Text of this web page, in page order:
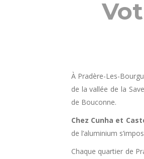
À Pradère-Les-
de la vallée de la
de Bouconne.
Chez Cunha et
de l’aluminium
Chaque quartier de